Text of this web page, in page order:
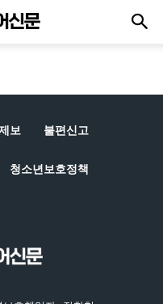
보 불편신고
청소년보호정책